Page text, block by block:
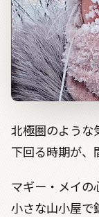
北極圏のような
下回る時期が、
マギー・メイの
小さな山小屋で